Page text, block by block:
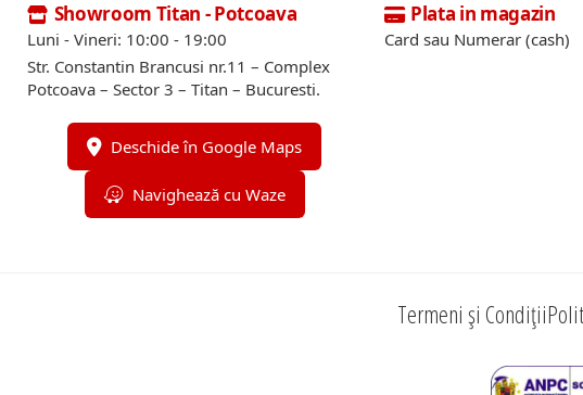
Showroom Titan - Potcoava
Luni - Vineri: 10:00 - 19:00
Str. Constantin Brancusi nr.11 – Complex
Potcoava – Sector 3 – Titan – Bucuresti.
Deschide în Google Maps
Navighează cu Waze
Plata in magazin
Card sau Numerar (cash)
Termeni și Condiții